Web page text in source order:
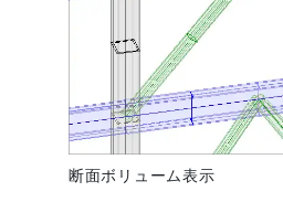
断面ボリューム表示